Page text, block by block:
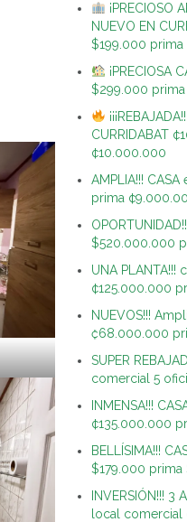
¡PRECIOSO
NUEVO EN
$199.000
¡PRECIOSA
$299.000
¡¡¡REBAJADA!!!
CURRIDABAT
¢10.000.000
AMPLIA!!!
prima
$520.000.000
UNA PLANTA!!!
¢125.000.000
NUEVOS!!!
₡68.000.000
SUPER
comercial 5
INMENSA!!!
¢135.000.000
BELLÍSIMA!!!
$179.000 prima
INVERSIÓN!!! 3
local